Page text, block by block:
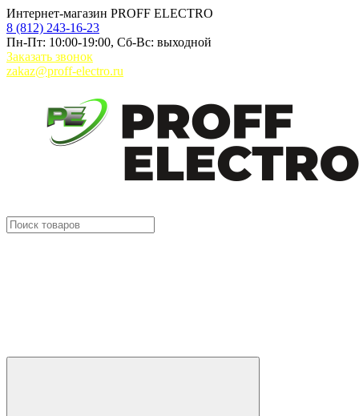
Интернет-магазин PROFF ELECTRO
8 (812) 243-16-23
Пн-Пт: 10:00-19:00, Сб-Вс: выходной
Заказать звонок
zakaz@proff-electro.ru